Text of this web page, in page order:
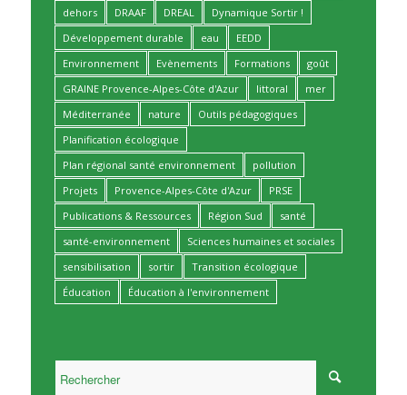
dehors
DRAAF DREAL
Dynamique Sortir !
Développement durable
eau
EEDD
Environnement
Evènements Formations
goût
GRAINE Provence-Alpes-Côte d'Azur
littoral
mer
Méditerranée
nature
Outils pédagogiques
Planification écologique
Plan régional santé environnement
pollution
Projets
Provence-Alpes-Côte d'Azur
PRSE
Publications & Ressources
Région Sud
santé
santé-environnement
Sciences humaines et sociales
sensibilisation
sortir
Transition écologique
Éducation
Éducation à l'environnement